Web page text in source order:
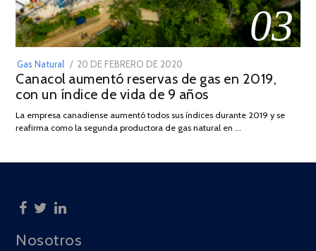
03
Gas Natural
POSTED
ON
20 DE FEBRERO DE 2020
DE
JULIO
2025
Canacol aumentó reservas de gas en 2019,
con un índice de vida de 9 años
La empresa canadiense aumentó todos sus índices durante 2019 y se
reafirma como la segunda productora de gas natural en …
Nosotros